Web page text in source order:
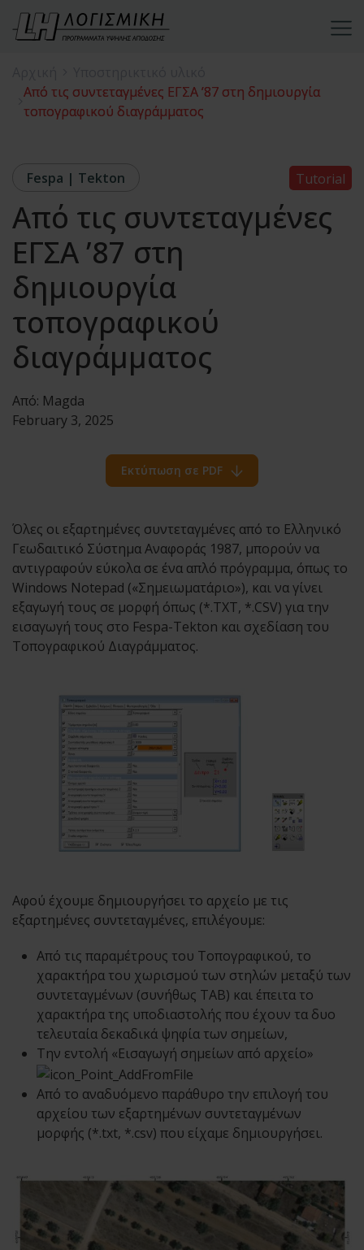
Από τις συντεταγμένες ΕΓΣΑ ’87 στη δημιουργία
τοπογραφικού διαγράμματος
Fespa | Tekton Tutorial
Από τις συντεταγμένες
ΕΓΣΑ ’87 στη
δημιουργία
τοπογραφικού
διαγράμματος
Από: Magda
February 3, 2025
Εκτύπωση σε PDF
Όλες οι εξαρτημένες συντεταγμένες από το Ελληνικό
Γεωδαιτικό Σύστημα Αναφοράς 1987, μπορούν να
αντιγραφούν εύκολα σε ένα απλό πρόγραμμα, όπως το
Windows Notepad («Σημειωματάριο»), και να γίνει
εξαγωγή τους σε μορφή όπως (*.ΤΧΤ, *.CSV) για την
εισαγωγή τους στο Fespa-Tekton και σχεδίαση του
Τοπογραφικού Διαγράμματος.
Αφού έχουμε δημιουργήσει το αρχείο με τις
εξαρτημένες συντεταγμένες, επιλέγουμε:
Από τις παραμέτρους του Τοπογραφικού, το
χαρακτήρα του χωρισμού των στηλών μεταξύ των
συντεταγμένων (συνήθως TAB) και έπειτα το
χαρακτήρα της υποδιαστολής που έχουν τα δυο
τελευταία δεκαδικά ψηφία των σημείων,
Την εντολή «Εισαγωγή σημείων από αρχείο»
Από το αναδυόμενο παράθυρο την επιλογή του
αρχείου των εξαρτημένων συντεταγμένων
μορφής (*.txt, *.csv) που είχαμε δημιουργήσει.